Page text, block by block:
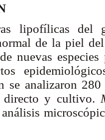
lipofílicas del
de la piel
nuevas
se analizaron
directo y cultivo.